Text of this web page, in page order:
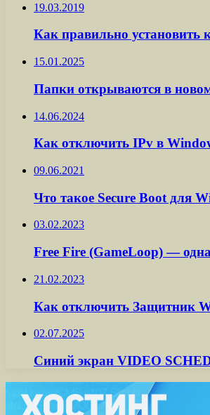
19.03.2019
Как правильно установить
15.01.2025
Папки открываются в
14.06.2024
Как отключить IPv в
09.06.2021
Что такое Secure Boot для
03.02.2023
Free Fire (GameLoop) —
21.02.2023
Как отключить Защитник
02.07.2025
Синий экран VIDEO